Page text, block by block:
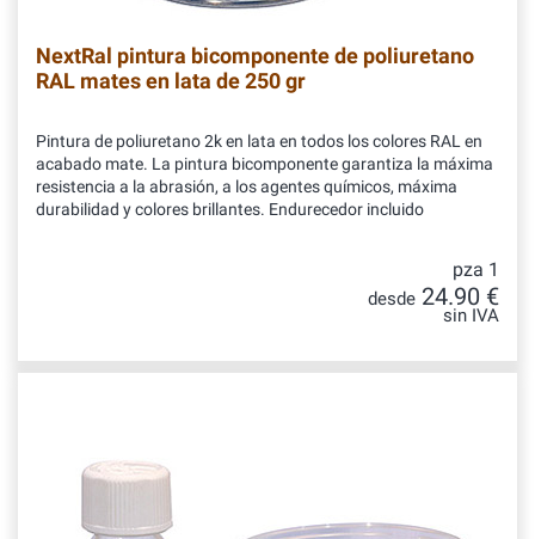
NextRal pintura bicomponente de poliuretano
RAL mates en lata de 250 gr
Pintura de poliuretano 2k en lata en todos los colores RAL en
acabado mate. La pintura bicomponente garantiza la máxima
resistencia a la abrasión, a los agentes químicos, máxima
durabilidad y colores brillantes. Endurecedor incluido
pza 1
desde 24.90 €
sin IVA